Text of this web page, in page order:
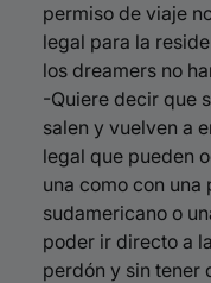
permiso de viaje
legal para la
los dreamers no
-Quiere decir que
salen y vuelven a
legal que pueden
una como con una
sudamericano o
poder ir directo a
perdón y sin tener